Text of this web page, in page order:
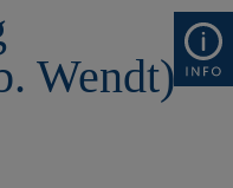
Wendt)